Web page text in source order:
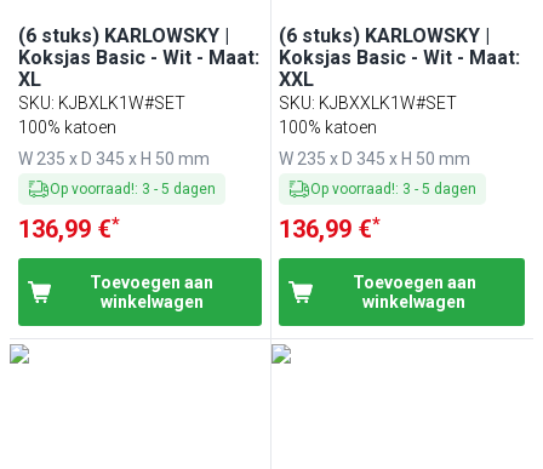
(6 stuks) KARLOWSKY |
Koksjas Basic - Wit - Maat:
XL
SKU: KJBXLK1W#SET
100% katoen
W 235 x D 345 x H 50 mm
Op voorraad!: 3 - 5 dagen
136,99 €*
Toevoegen aan
winkelwagen
(6 stuks) KARLOWSKY |
Koksjas Basic - Wit - Maat:
XXL
SKU: KJBXXLK1W#SET
100% katoen
W 235 x D 345 x H 50 mm
Op voorraad!: 3 -5 dagen
136,99 €*
Toevoegen aan
winkelwagen